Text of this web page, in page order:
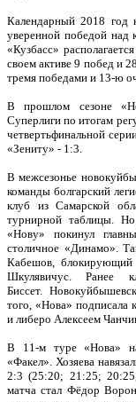
Календарный 2018 год
уверенной победой
«Кузбасс»
своем активе 9 побед и
тремя победами и 13-ю
В прошлом сезоне
Суперлиги по итогам
четвертьфинальной
«Зениту» - 1:3.
В межсезонье
команды болгарский
клуб из Самарской
турнирной таблицы.
«Нову» покинул
столичное «Динамо».
Кабешов, блокирующий
Шкулявичус. Ранее
Биссет.
того, «Нова» подписала
и либеро Алексеем
В 11-м туре «Нова» на
«Факел». Хозяева
2:3 (25:20; 21:25;
матча стал Фёдор